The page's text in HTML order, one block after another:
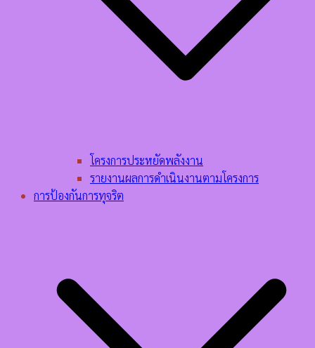
โครงการประหยัดพลังงาน
รายงานผลการดำเนินงานตามโครงการ
การป้องกันการทุจริต